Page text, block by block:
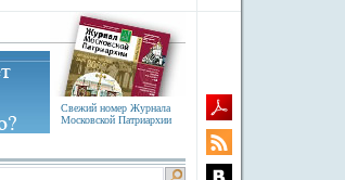
Свежий номер Журнала
Московской Патриархии